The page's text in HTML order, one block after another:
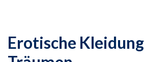
Erotische